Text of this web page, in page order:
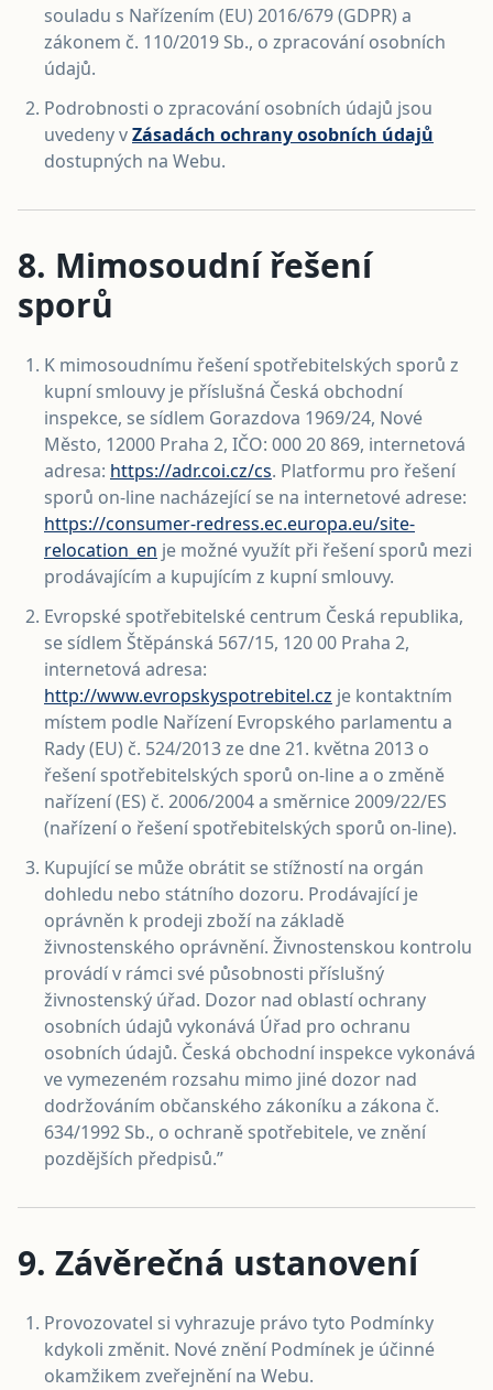
souladu s Nařízením (EU) 2016/679 (GDPR) a
zákonem č. 110/2019 Sb., o zpracování osobních
údajů.
Podrobnosti o zpracování osobních údajů jsou
uvedeny vZásadách ochrany osobních údajů
dostupných na Webu.
8. Mimosoudní řešení
sporů
K mimosoudnímu řešení spotřebitelských sporů z
kupní smlouvy je příslušná Česká obchodní
inspekce, se sídlem Gorazdova 1969/24, Nové
Město, 12000 Praha 2, IČO: 000 20 869, internetová
adresa: https://adr.coi.cz/cs. Platformu pro řešení
sporů on-line nacházející se na internetové adrese:
https://consumer-redress.ec.europa.eu/site-
relocation_en je možné využít při řešení sporů mezi
prodávajícím a kupujícím z kupní smlouvy.
Evropské spotřebitelské centrum Česká republika,
se sídlem Štěpánská 567/15, 120 00 Praha 2,
internetová adresa:
http://www.evropskyspotrebitel.cz je kontaktním
místem podle Nařízení Evropského parlamentu a
Rady (EU) č. 524/2013 ze dne 21. května 2013 o
řešení spotřebitelských sporů on-line a o změně
nařízení (ES) č. 2006/2004 a směrnice 2009/22/ES
(nařízení o řešení spotřebitelských sporů on-line).
Kupující se může obrátit se stížností na orgán
dohledu nebo státního dozoru. Prodávající je
oprávněn k prodeji zboží na základě
živnostenského oprávnění. Živnostenskou kontrolu
provádí v rámci své působnosti příslušný
živnostenský úřad. Dozor nad oblastí ochrany
osobních údajů vykonává Úřad pro ochranu
osobních údajů. Česká obchodní inspekce vykonává
ve vymezeném rozsahu mimo jiné dozor nad
dodržováním občanského zákoníku a zákona č.
634/1992 Sb., o ochraně spotřebitele, ve znění
pozdějších předpisů.”
9. Závěrečná ustanovení
Provozovatel si vyhrazuje právo tyto Podmínky
kdykoli změnit. Nové znění Podmínek je účinné
okamžikem zveřejnění na Webu.